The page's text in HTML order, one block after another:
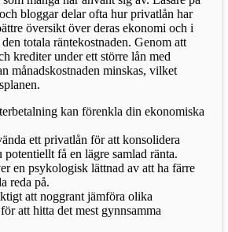
bloggar delar ofta hur privatlån har
översikt över deras ekonomi och i
totala räntekostnaden. Genom att
krediter under ett större lån med
månadskostnaden minskas, vilket
kan förenkla din ekonomiska
ett privatlån för att konsolidera
potentiellt få en lägre samlad ränta.
en psykologisk lättnad av att ha färre
reda på.
att noggrant jämföra olika
att hitta det mest gynnsamma